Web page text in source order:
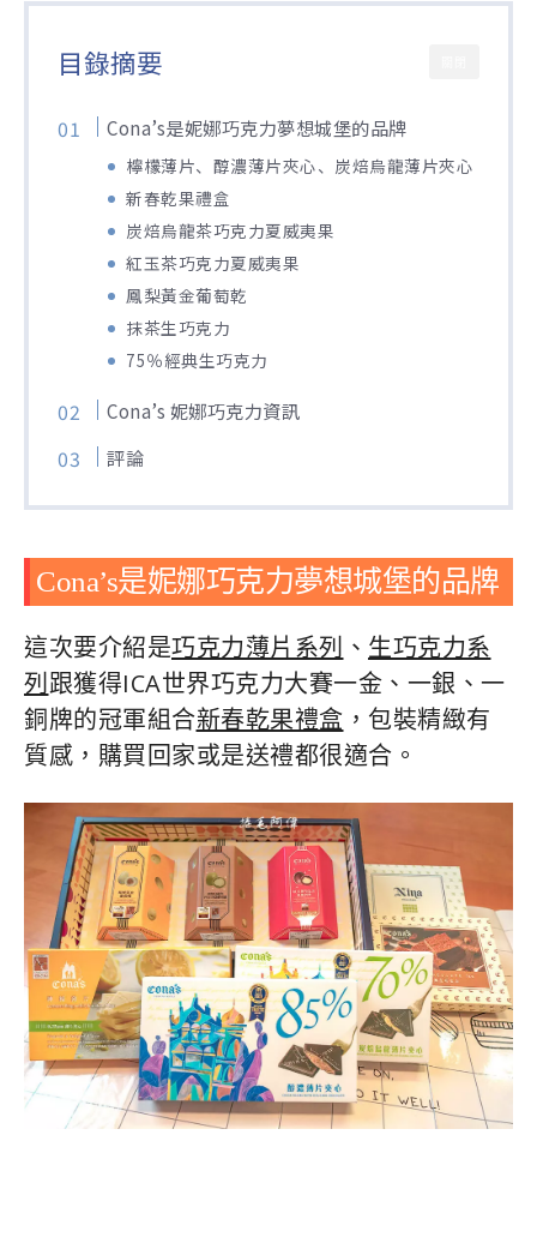
目錄摘要
Cona’s是妮娜巧克力夢想城堡的品牌
檸檬薄片、醇濃薄片夾心、炭焙烏龍薄片夾心
新春乾果禮盒
炭焙烏龍茶巧克力夏威夷果
紅玉茶巧克力夏威夷果
鳳梨黃金葡萄乾
抹茶生巧克力
75％經典生巧克力
Cona’s 妮娜巧克力資訊
評論
Cona’s是妮娜巧克力夢想城堡的品牌
這次要介紹是巧克力薄片系列 、 生巧克力系
列跟獲得ICA世界巧克力大賽一金、一銀、一
銅牌的冠軍組合新春乾果禮盒 ，包裝精緻有
質感，購買回家或是送禮都很適合。